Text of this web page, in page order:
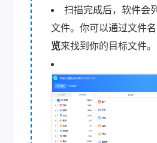
扫描完成后，软件会
文件。你可以通过文件
览来找到你的目标文件。